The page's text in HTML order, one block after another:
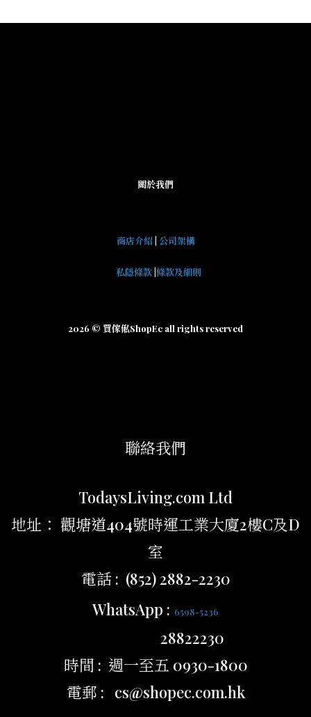
關於我們
商店介紹| 公司架構
私隱條款 條款及細則
2026 © 買傢俬ShopEc all rights reserved
聯絡我們
TodaysLiving.com Ltd
地址： 觀塘道404號時運工業大廈2樓C及D
室
電話 : (852) 2882-2230
WhatsApp : 6598-5236
28822230
時間 : 週一至五 0930-1800
電郵 : cs@shopec.com.hk